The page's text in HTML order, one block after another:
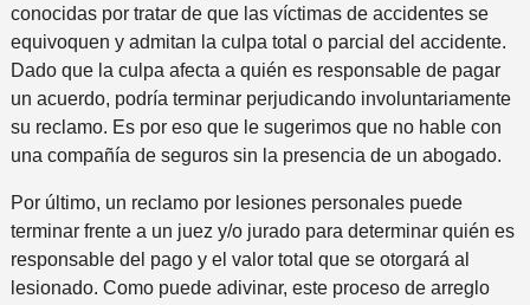
conocidas por tratar de que las víctimas de accidentes se
equivoquen y admitan la culpa total o parcial del accidente.
Dado que la culpa afecta a quién es responsable de pagar
un acuerdo, podría terminar perjudicando involuntariamente
su reclamo. Es por eso que le sugerimos que no hable con
una compañía de seguros sin la presencia de un abogado.
Por último, un reclamo por lesiones personales puede
terminar frente a un juez y/o jurado para determinar quién es
responsable del pago y el valor total que se otorgará al
lesionado. Como puede adivinar, este proceso de arreglo